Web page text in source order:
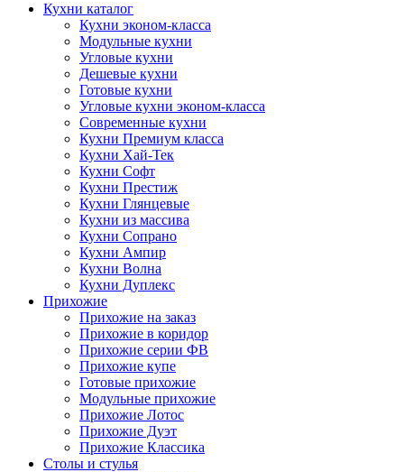
Кухни каталог
Кухни эконом-класса
Модульные кухни
Угловые кухни
Дешевые кухни
Готовые кухни
Угловые кухни эконом-класса
Современные кухни
Кухни Премиум класса
Кухни Хай-Тек
Кухни Софт
Кухни Престиж
Кухни Глянцевые
Кухни из массива
Кухни Сопрано
Кухни Ампир
Кухни Волна
Кухни Дуплекс
Прихожие
Прихожие на заказ
Прихожие в коридор
Прихожие серии ФВ
Прихожие купе
Готовые прихожие
Модульные прихожие
Прихожие Лотос
Прихожие Дуэт
Прихожие Классика
Столы и стулья